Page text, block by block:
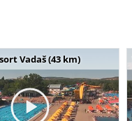
Vadaš (43 km)